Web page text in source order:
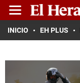
INICIO EH PLUS